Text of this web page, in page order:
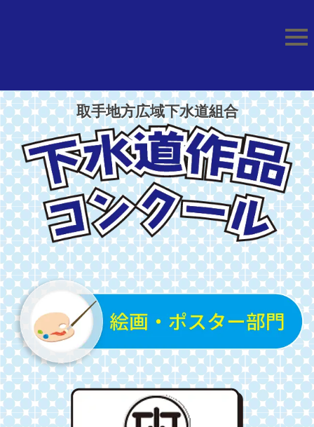
取手地方広域下水道組合